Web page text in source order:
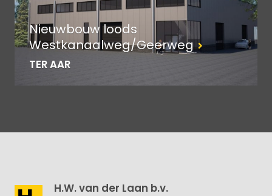
Nieuwbouw loods
Westkanaalweg/Geerweg
TER AAR
H.W. van der Laan b.v.